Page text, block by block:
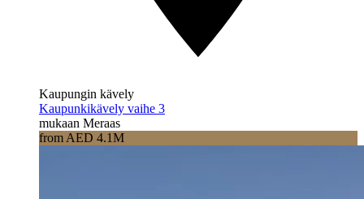
Kaupungin kävely
Kaupunkikävely vaihe 3
mukaan Meraas
from AED 4.1M